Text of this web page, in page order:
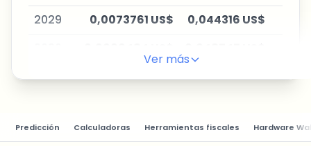
2029
0,0073761 US$ 0,044316 US$
Ver más
Predicción Calculadoras Herramientas fiscales Hardware